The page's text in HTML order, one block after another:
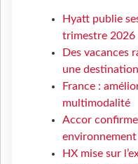
Hyatt publie
trimestre 2026
Des vacances
une
France :
multimodalité
Accor
HX mise sur